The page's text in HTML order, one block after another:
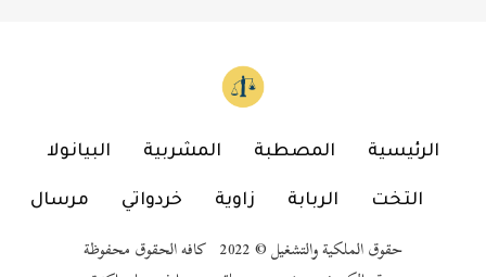
الرئيسية المصطبة المشربية البيانولا
التخت الربابة زاوية خردواتي مرسال
حقوق الملكية والتشغيل © 2022 كافه الحقوق محفوظة